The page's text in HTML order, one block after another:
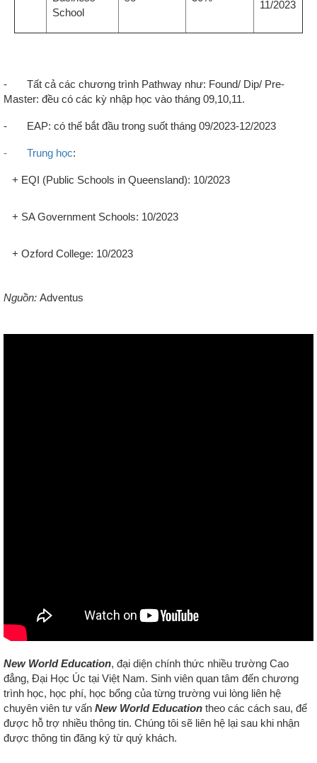
School
- Tất cả các chương trình Pathway như: Found/ Dip/ Pre-
Master: đều có các kỳ nhập học vào tháng 09,10,11.
EAP: có thể bắt đầu trong suốt tháng 09/2023-12/2023
Trung học:
+ EQI (Public Schools in Queensland): 10/2023
+ SA Government Schools: 10/2023
+ Ozford College: 10/2023
Nguồn: Adventus
New World Education , đại diện chính thức nhiều trường Cao
đẳng, Đại Học Úc tại Việt Nam . Sinh viên quan tâm đến chương
trình học, học phí, học bổng của từng trường vui lòng liên hệ
chuyên viên tư vấn New World Education theo các cách sau, để
được hỗ trợ nhiều thông tin. Chúng tôi sẽ liên hệ lại sau khi nhận
được thông tin đăng ký từ quý khách.